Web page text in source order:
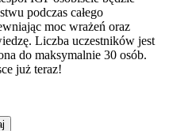
podczas całego
moc wrażeń oraz
Liczba uczestników jest
do maksymalnie 30 osób.
już teraz!